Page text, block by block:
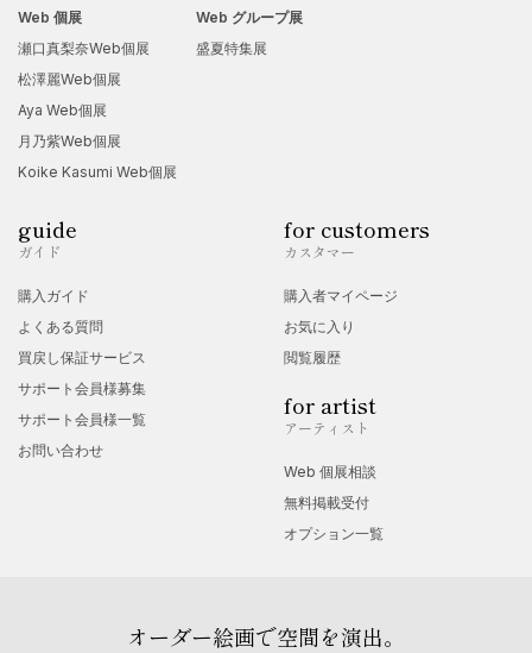
・9月 gallery IYN（大阪）「LOVE展」
・12月「MY ART vol.3」神戸阪急デパート
・2月 上野の森美術館「第28回日本の美術・全国選抜作家展」
・4月 Artistic Studio Lalala東京「家族展〜水と森・妖精との旅
・8月 gallery IYN「MESSAGE EXHIBITION Message展
vol.5」
・8月 でみカフェ「YES〜交差展〜」
2024
・7月 gallery国立「Mushroom Lovers2024」
・9月 特別コラボ企画展「Challenge Collection 」
presented by MEITETSU Art Gallery✖️名古屋市「The
SCRAMBLE」イノベーション体感イベント（デジタル展示）
OPENINGセレクション展示」（デジタル展示）
Web 個展
瀬口真梨奈Web個展
松澤麗Web個展
Aya Web個展
月乃紫Web個展
Koike Kasumi Web個展
Web グループ展
盛夏特集展
guide
ガイド
購入ガイド
よくある質問
買戻し保証サービス
サポート会員様募集
サポート会員様一覧
お問い合わせ
for customers
カスタマー
購入者マイページ
お気に入り
閲覧履歴
for artist
アーティスト
Web 個展相談
無料掲載受付
オプション一覧
オーダー絵画で空間を演出。